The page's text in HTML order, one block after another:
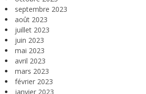
septembre 2023
août 2023
juillet 2023
juin 2023
mai 2023
avril 2023
mars 2023
février 2023
janvier 2023